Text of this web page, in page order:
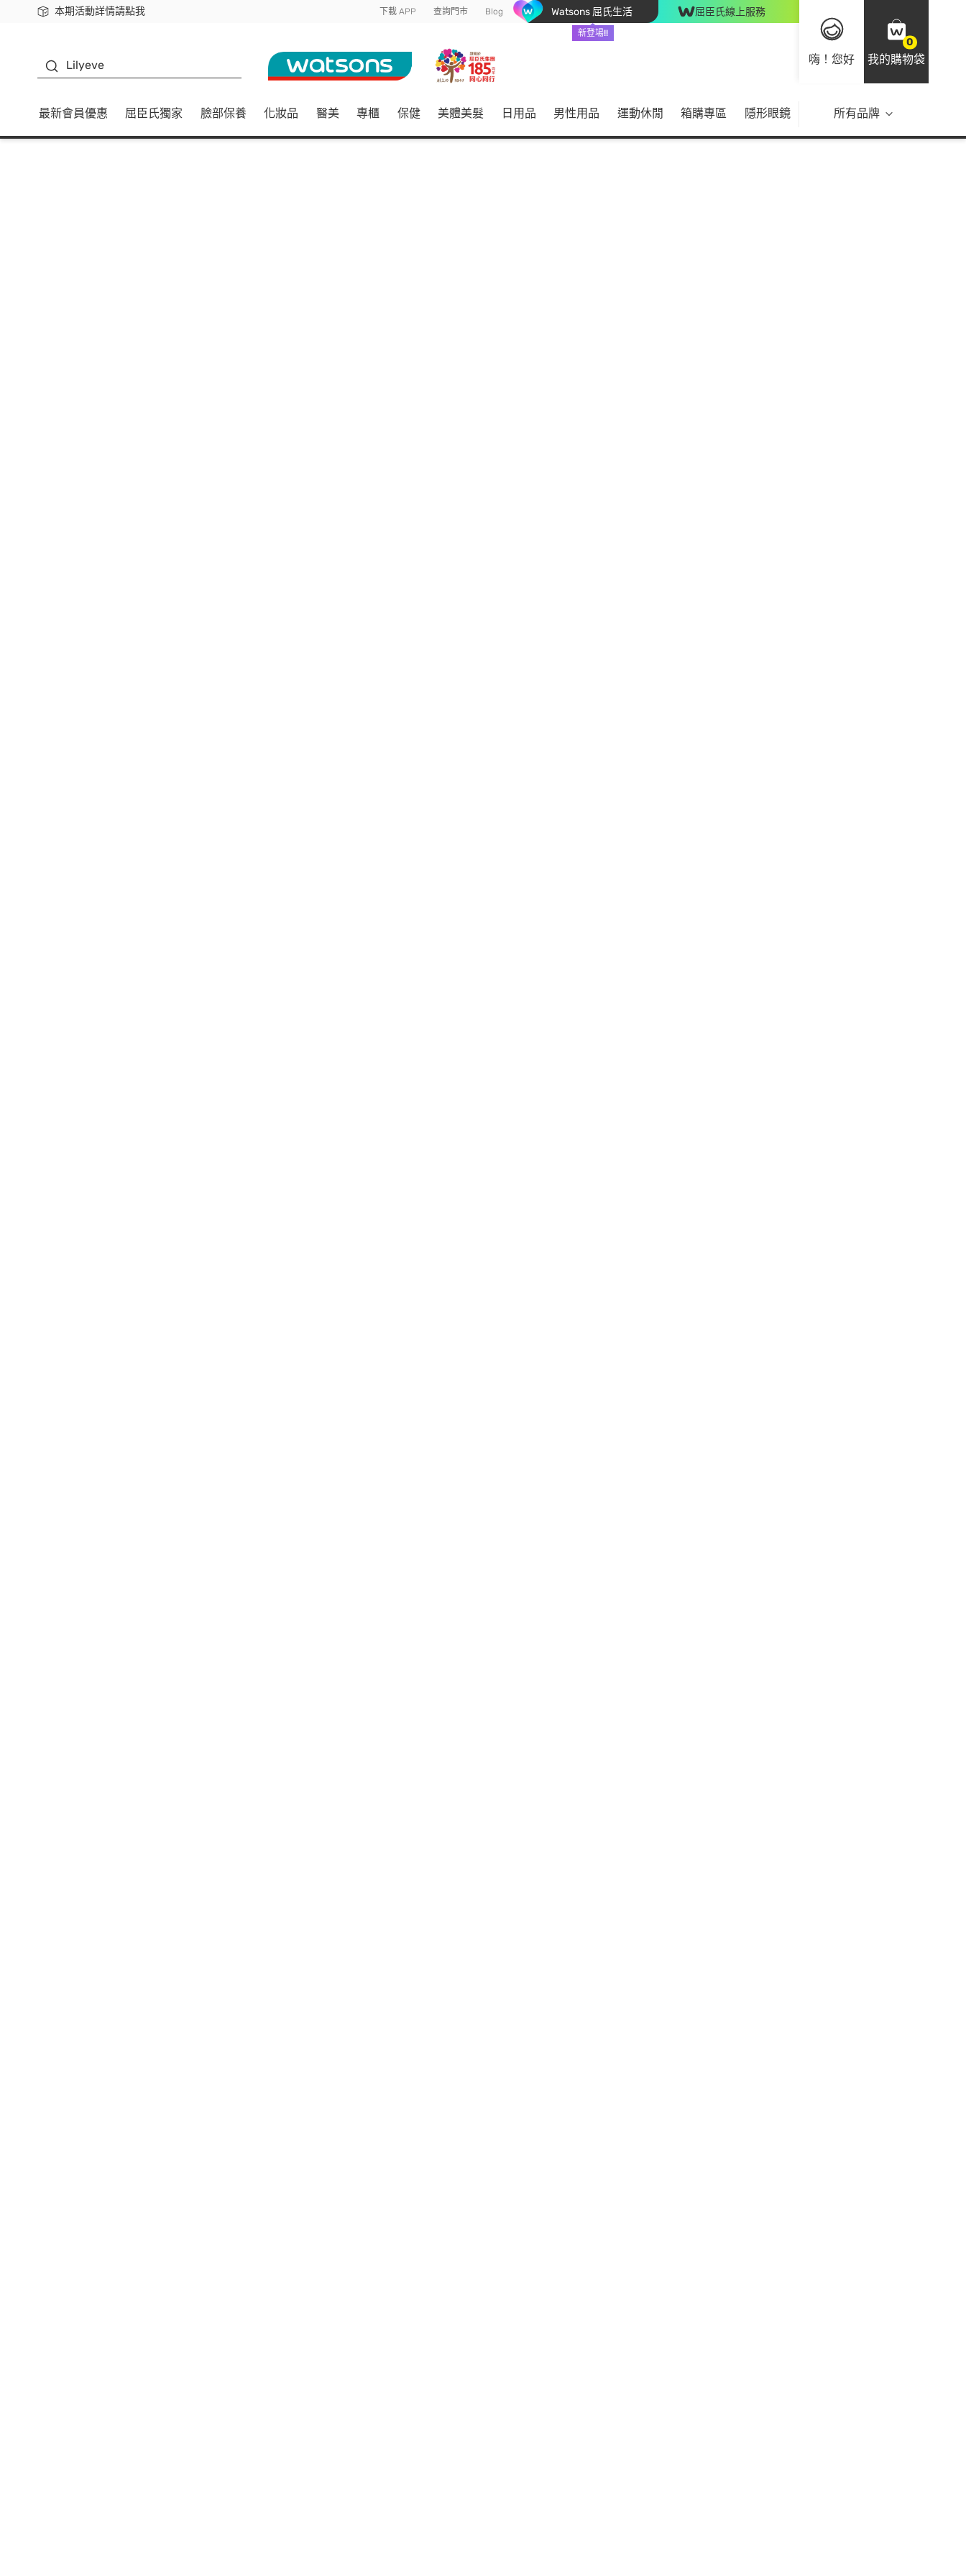
本期活動詳情請點我
下載app最高回饋$350 下載 APP 查詢門市 Blog Watsons 屈氏生活
新登場!!
屈臣氏線上服務
嗨！您好
0
我的購物袋
Lilyeve
最新會員優惠 屈臣氏獨家 臉部保養 化妝品 醫美 專櫃 保健 美體美髮 日用品 男性用品 運動休閒 箱購專區 隱形眼鏡 所有品牌